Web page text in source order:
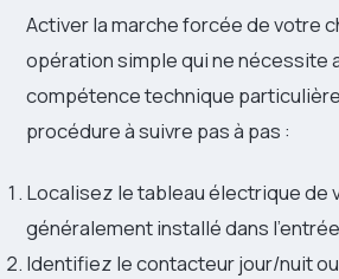
Activer la marche forcée de votre
opération simple qui ne nécessite
compétence technique
procédure à suivre pas à pas :
Localisez le tableau électrique de
généralement installé dans
Identifiez le contacteur jour/nuit